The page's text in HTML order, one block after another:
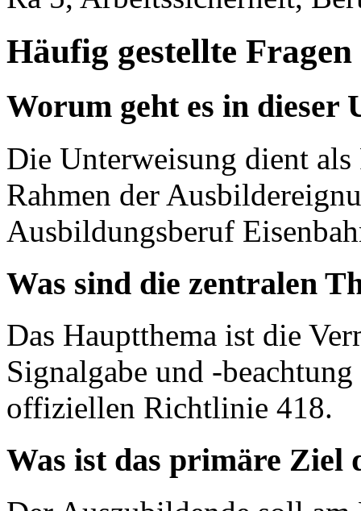
Häufig gestellte Fragen
Worum geht es in dieser
Die Unterweisung dient
Rahmen der
Ausbildungsberuf
Was sind die zentralen
Das Hauptthema ist die
Signalgabe und -
offiziellen Richtlinie 418.
Was ist das primäre Ziel